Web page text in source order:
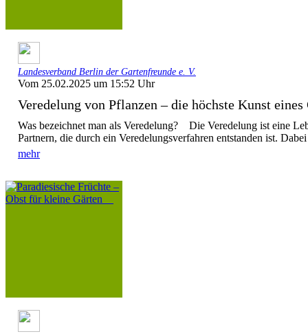
Landesverband Berlin der Gartenfreunde e. V.
Vom 25.02.2025 um 15:52 Uhr
Veredelung von Pflanzen – die höchste Kunst eines
Was bezeichnet man als Veredelung? Die Veredelung ist eine
Partnern, die durch ein Veredelungsverfahren entstanden ist.
mehr